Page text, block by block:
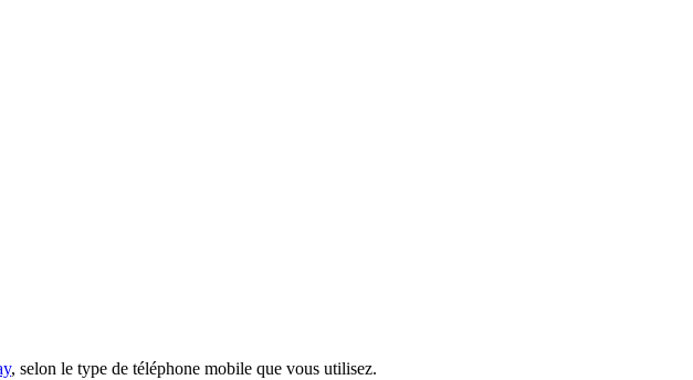
, selon le type de téléphone mobile que vous utilisez.